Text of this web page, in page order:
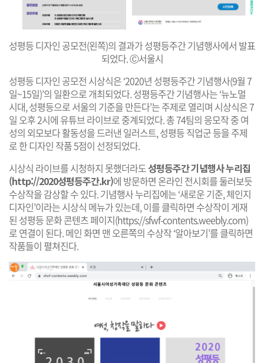
성평등 디자인 공모전(왼쪽)의 결과가 성평등주간 기념행사에서 발표
되었다. Ⓒ서울시
성평등 디자인 공모전 시상식은 ‘2020년 성평등주간 기념행사(9월 7
일~15일)’의 일환으로 개최되었다. 성평등주간 기념행사는 ‘뉴노멀
시대, 성평등으로 서울의 기준을 만든다’는 주제로 열리며 시상식은 7
일 오후 2시에 유튜브 라이브로 중계되었다. 총 74팀의 응모작 중 여
성의 외모보다 활동성을 드러낸 일러스트, 성평등 직업군 등을 주제
로 한 디자인 작품 5점이 선정되었다.
시상식 라이브를 시청하지 못했더라도성평등주간 기념행사 누리집
(http://2020성평등주간.kr)에 방문하면 온라인 전시회를 둘러보듯
수상작을 감상할 수 있다. 기념행사 누리집에는 ‘새로운 기준, 체인지
디자인’이라는 시상식 메뉴가 있는데, 이를 클릭하면 수상작이 게재
된 성평등 문화 콘텐츠 페이지(https://sfwf-contents.weebly.com)
로 연결이 된다. 메인 화면 맨 오른쪽의 수상작 ‘알아보기’를 클릭하면
작품들이 펼쳐진다.